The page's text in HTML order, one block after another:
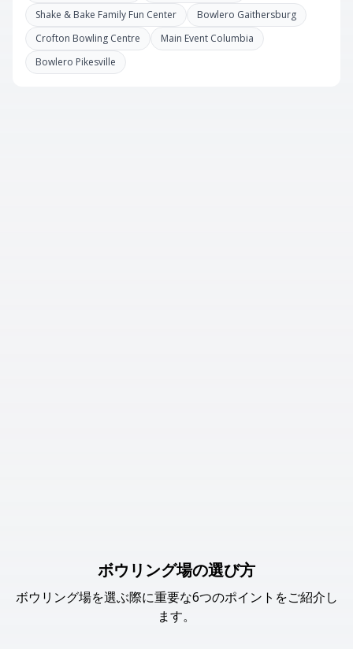
Shake & Bake Family Fun Center
Bowlero Gaithersburg
Crofton Bowling Centre
Main Event Columbia
Bowlero Pikesville
ボウリング場の選び方
ボウリング場を選ぶ際に重要な6つのポイントをご紹介し
ます。